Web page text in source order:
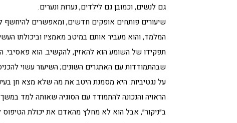
גם לנשים, וכמובן גם לילדים, נערות ונערים.
שיעורים פותחים אופקים חדשים, ומאפשרים להיחשף
המלמד, והוא מעביר אותם במיטב מאמציו וביכולתו
תפקידו של השומע הוא להאזין, להקשיב. הוא פאסיבי.
שבהתמודדות עם האתגרים השונים; השיעור עשוי
על נגטיביות: היא מסמנת היטב את מה שלא מצא חן
הראויה והנכונה להתמודד עם הסוגיה שאותה למד במשך
ב״ניקור״, אבל הוא לא מחלץ מהאדם את יכולת הטיפוס